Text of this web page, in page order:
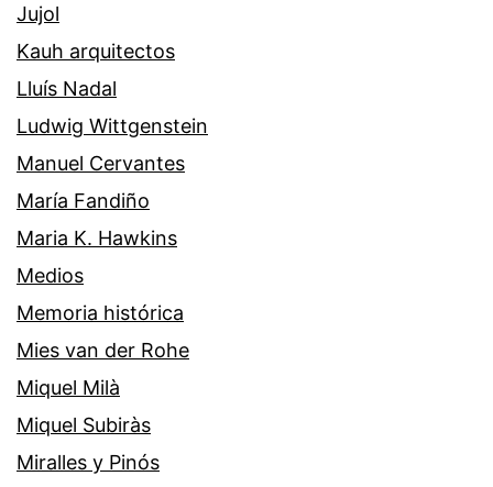
Jujol
Kauh arquitectos
Lluís Nadal
Ludwig Wittgenstein
Manuel Cervantes
María Fandiño
Maria K. Hawkins
Medios
Memoria histórica
Mies van der Rohe
Miquel Milà
Miquel Subiràs
Miralles y Pinós